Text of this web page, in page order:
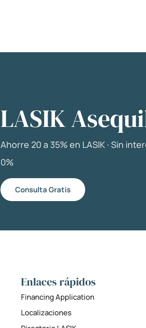
LASIK
Ahorre 20 a 35% en LASIK · Sin
0%
Consulta Gratis
Enlaces rápidos
Financing Application
Localizaciones